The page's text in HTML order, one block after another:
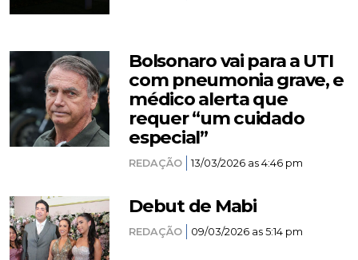
Bolsonaro vai para a UTI
com pneumonia grave, e
médico alerta que
requer “um cuidado
especial”
REDAÇÃO 13/03/2026 as 4:46 pm
Debut de Mabi
REDAÇÃO 09/03/2026 as 5:14 pm